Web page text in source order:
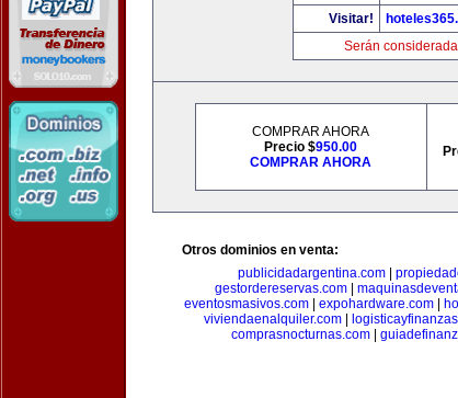
Visitar!
Serán
COMPRAR AHORA
Precio $950.00
COMPRAR AHORA
Otros dominios en venta:
publicidadargentina.com|
gestordereservas.com|
eventosmasivos.com
expohardware.com
viviendaenalquiler.com
comprasnocturnas.com